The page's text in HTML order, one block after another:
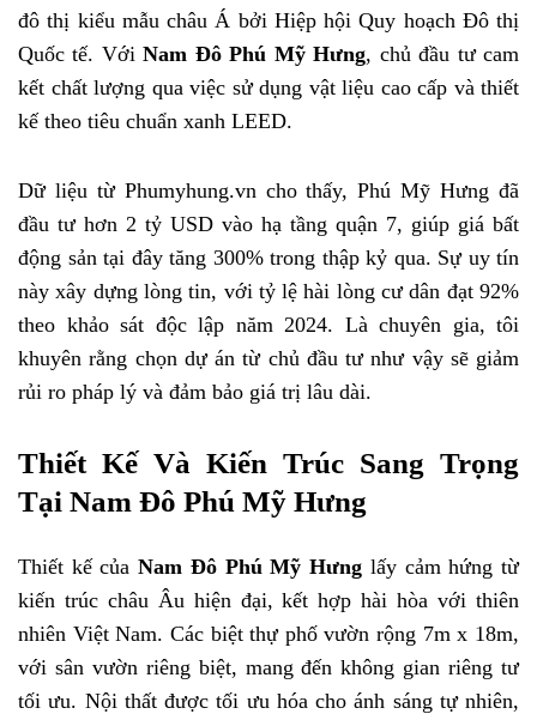
đô thị kiểu mẫu châu Á bởi Hiệp hội Quy hoạch Đô thị
Quốc tế. VớiNam Đô Phú Mỹ Hưng, chủ đầu tư cam
kết chất lượng qua việc sử dụng vật liệu cao cấp và thiết
kế theo tiêu chuẩn xanh LEED.
Dữ liệu từ Phumyhung.vn cho thấy, Phú Mỹ Hưng đã
đầu tư hơn 2 tỷ USD vào hạ tầng quận 7, giúp giá bất
động sản tại đây tăng 300% trong thập kỷ qua. Sự uy tín
này xây dựng lòng tin, với tỷ lệ hài lòng cư dân đạt 92%
theo khảo sát độc lập năm 2024. Là chuyên gia, tôi
khuyên rằng chọn dự án từ chủ đầu tư như vậy sẽ giảm
rủi ro pháp lý và đảm bảo giá trị lâu dài.
Thiết Kế Và Kiến Trúc Sang Trọng
Tại Nam Đô Phú Mỹ Hưng
Thiết kế củaNam Đô Phú Mỹ Hưng lấy cảm hứng từ
kiến trúc châu Âu hiện đại, kết hợp hài hòa với thiên
nhiên Việt Nam. Các biệt thự phố vườn rộng 7m x 18m,
với sân vườn riêng biệt, mang đến không gian riêng tư
tối ưu. Nội thất được tối ưu hóa cho ánh sáng tự nhiên,